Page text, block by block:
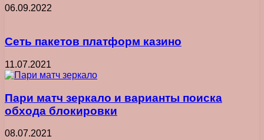
06.09.2022
Сеть пакетов платформ казино
11.07.2021
Пари матч зеркало и варианты поиска
обхода блокировки
08.07.2021